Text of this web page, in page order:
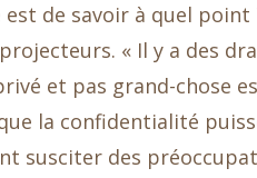
est de savoir à quel
« Il y a des
et pas grand-chose
la confidentialité
susciter des